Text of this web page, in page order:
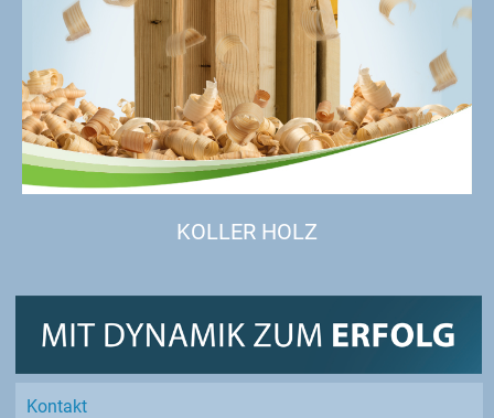
KOLLER HOLZ
Kontakt